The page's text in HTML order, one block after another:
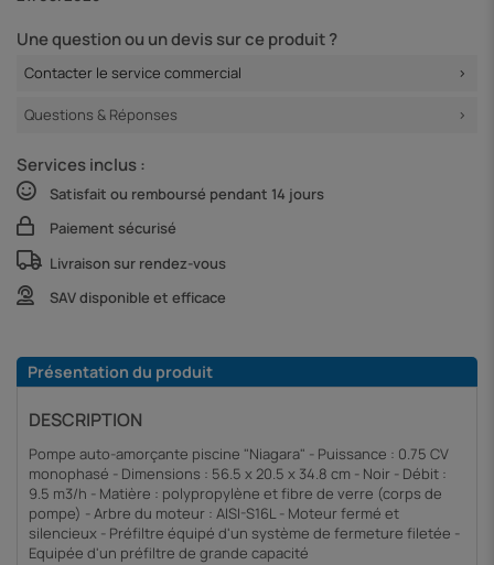
Une question ou un devis sur ce produit ?
Contacter le service commercial
Questions & Réponses
Services inclus :
Satisfait ou remboursé pendant 14 jours
Paiement sécurisé
Livraison sur rendez-vous
SAV disponible et efficace
Présentation du produit
DESCRIPTION
Pompe auto-amorçante piscine "Niagara" - Puissance : 0.75 CV
monophasé - Dimensions : 56.5 x 20.5 x 34.8 cm - Noir - Débit :
9.5 m3/h - Matière : polypropylène et fibre de verre (corps de
pompe) - Arbre du moteur : AISI-S16L - Moteur fermé et
silencieux - Préfiltre équipé d'un système de fermeture filetée -
Equipée d'un préfiltre de grande capacité